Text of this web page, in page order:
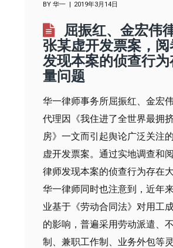
BY 华一 2019年3月14日
屈振红、金宏伟
张某虚开发票案，
发现本案的侦查行
量问题
华一律师事务所屈振红、金宏
代理因《我住进了全世界最拥
房》一文而引起舆论广泛关注
虚开发票案。通过实地调查和
律师发现本案的侦查行为存在大
华一律师同时也注意到，近年
业基于《劳动合同法》对用工
的影响，普遍采用劳动派遣、
制、兼职工作制、业务外包等